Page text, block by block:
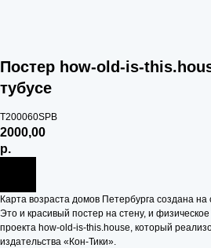
Постер how-old-is-
тубусе
T200060SPB
2000,00
р.
Карта возраста домов Петербурга создана на
Это и красивый постер на стену, и
проекта how-old-is-this.house, который
издательства «Кон-Тики».